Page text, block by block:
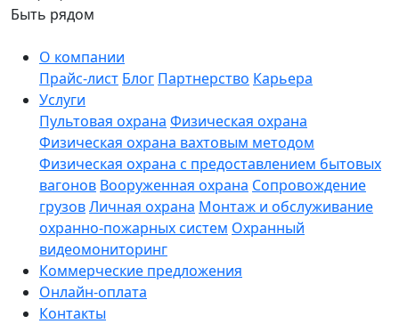
Быть рядом
О компании
Прайс-лист Блог Партнерство Карьера
Услуги
Пультовая охрана Физическая охрана
Физическая охрана вахтовым методом
Физическая охрана с предоставлением бытовых
вагонов Вооруженная охрана Сопровождение
грузовЛичная охрана Монтаж и обслуживание
охранно-пожарных систем Охранный
видеомониторинг
Коммерческие предложения
Онлайн-оплата
Контакты